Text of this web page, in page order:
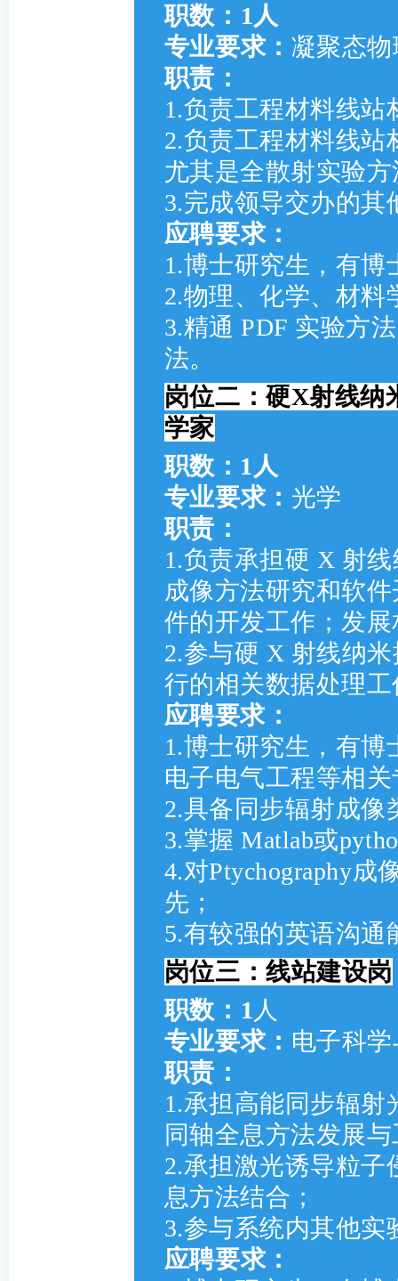
职数：1人
专业要求： 凝聚态
职责：
1.负责工程材料线
2.负责工程材料线
尤其是全散射实验
3.完成领导交办的其
应聘要求：
1.博士研究生，有博
2.物理、化学、材料
3.精通 PDF 实验方
法。
岗位二：硬X射线纳
学家
职数：1人
专业要求： 光学
职责：
1.负责承担硬 X 射
成像方法研究和软
件的开发工作；发
2.参与硬 X 射线纳
行的相关数据处理
应聘要求：
1.博士研究生，有
电子电气工程等相
2.具备同步辐射成像
3.掌握 Matlab或
4.对Ptychography成
先；
5.有较强的英语沟通
岗位三：线站建设岗
职数：1 人
专业要求： 电子科
职责：
1.承担高能同步辐
同轴全息方法发展
2.承担激光诱导粒
息方法结合；
3.参与系统内其他实
应聘要求：